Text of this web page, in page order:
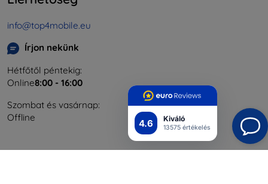
4.6 Kiváló
13575 értékelés
info@top4mobile.eu
Írjon nekünk
Hétfőtől péntekig:
Online8:00 - 16:00
Szombat és vasárnap:
Offline